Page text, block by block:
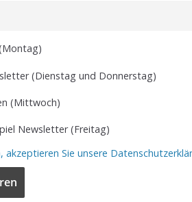
(Dienstag und Donnerstag)
(Mittwoch)
Newsletter (Freitag)
akzeptieren Sie unsere